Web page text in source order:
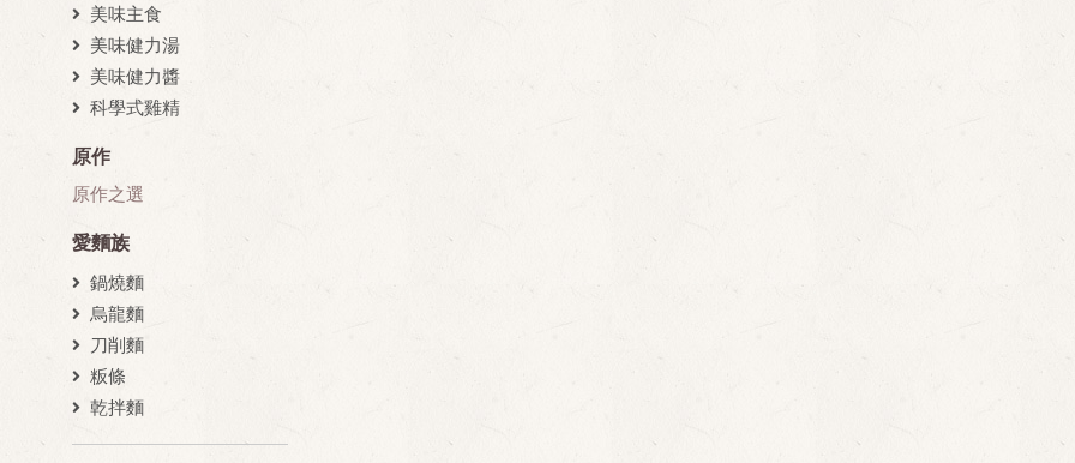
美味主食
美味健力湯
美味健力醬
科學式雞精
原作
原作之選
愛麵族
鍋燒麵
烏龍麵
刀削麵
粄條
乾拌麵